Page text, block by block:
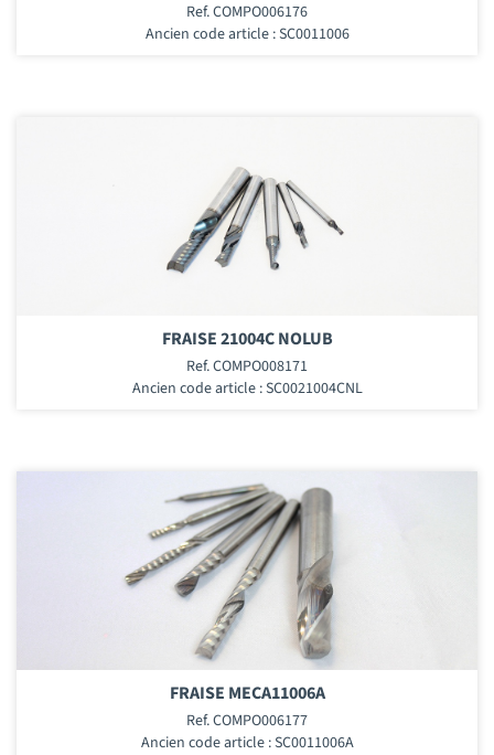
Ref. COMPO006176
Ancien code article : SC0011006
FRAISE 21004C NOLUB
Ref. COMPO008171
Ancien code article : SC0021004CNL
FRAISE MECA11006A
Ref. COMPO006177
Ancien code article : SC0011006A